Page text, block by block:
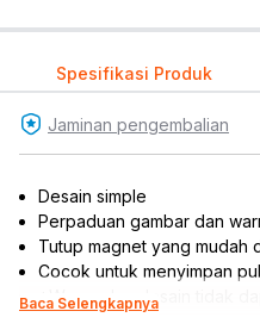
Spesifikasi Produk
Jaminan pengembalian
Desain simple
Perpaduan gambar dan
Tutup magnet yang mudah
Cocok untuk menyimpan
*Warna dan desain tidak
Baca Selengkapnya